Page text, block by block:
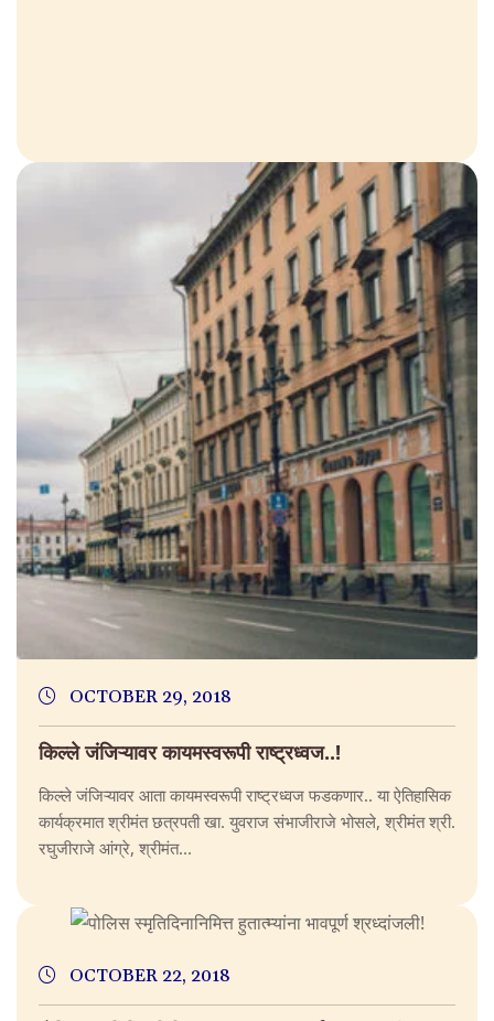
OCTOBER 29, 2018
किल्ले जंजिऱ्यावर कायमस्वरूपी राष्ट्रध्वज..!
किल्ले जंजिऱ्यावर आता कायमस्वरूपी राष्ट्रध्वज फडकणार.. या ऐतिहासिक
कार्यक्रमात श्रीमंत छत्रपती खा. युवराज संभाजीराजे भोसले, श्रीमंत श्री.
रघुजीराजे आंग्रे, श्रीमंत...
OCTOBER 22, 2018